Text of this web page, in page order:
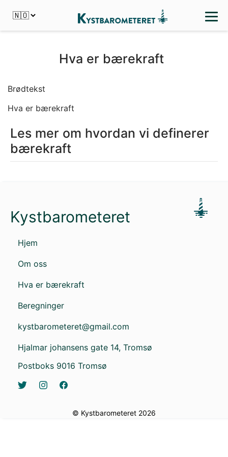
Hva er bærekraft
Brødtekst
Hva er bærekraft
Les mer om hvordan vi definerer
bærekraft
Kystbarometeret
Hjem
Om oss
Hva er bærekraft
Beregninger
kystbarometeret@gmail.com
Hjalmar johansens gate 14, Tromsø
Postboks 9016 Tromsø
© Kystbarometeret 2026